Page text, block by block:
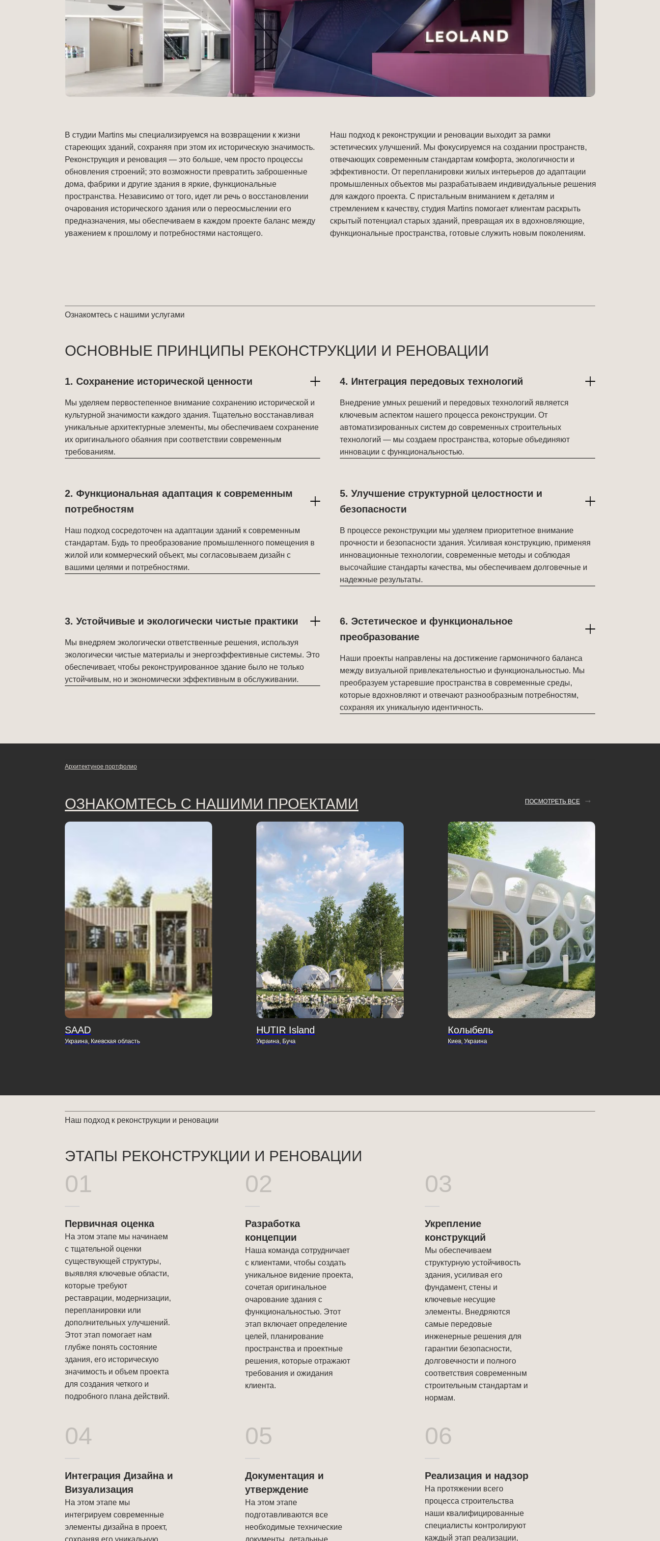
В студии Martins мы специализируемся на возвращении к жизни
стареющих зданий, сохраняя при этом их историческую значимость.
Реконструкция и реновация — это больше, чем просто процессы
обновления строений; это возможности превратить заброшенные
дома, фабрики и другие здания в яркие, функциональные
пространства. Независимо от того, идет ли речь о восстановлении
очарования исторического здания или о переосмыслении его
предназначения, мы обеспечиваем в каждом проекте баланс между
уважением к прошлому и потребностями настоящего.
Наш подход к реконструкции и реновации выходит за рамки
эстетических улучшений. Мы фокусируемся на создании пространств,
отвечающих современным стандартам комфорта, экологичности и
эффективности. От перепланировки жилых интерьеров до адаптации
промышленных объектов мы разрабатываем индивидуальные решения
для каждого проекта. С пристальным вниманием к деталям и
стремлением к качеству, студия Martins помогает клиентам раскрыть
скрытый потенциал старых зданий, превращая их в вдохновляющие,
функциональные пространства, готовые служить новым поколениям.
Ознакомтесь с нашими услугами
ОСНОВНЫЕ ПРИНЦИПЫ РЕКОНСТРУКЦИИ И РЕНОВАЦИИ
1. Сохранение исторической ценности
Мы уделяем первостепенное внимание сохранению исторической и
культурной значимости каждого здания. Тщательно восстанавливая
уникальные архитектурные элементы, мы обеспечиваем сохранение
их оригинального обаяния при соответствии современным
требованиям.
4. Интеграция передовых технологий
Внедрение умных решений и передовых технологий является
ключевым аспектом нашего процесса реконструкции. От
автоматизированных систем до современных строительных
технологий — мы создаем пространства, которые объединяют
инновации с функциональностью.
2. Функциональная адаптация к современным
потребностям
Наш подход сосредоточен на адаптации зданий к современным
стандартам. Будь то преобразование промышленного помещения в
жилой или коммерческий объект, мы согласовываем дизайн с
вашими целями и потребностями.
5. Улучшение структурной целостности и
безопасности
В процессе реконструкции мы уделяем приоритетное внимание
прочности и безопасности здания. Усиливая конструкцию, применяя
инновационные технологии, современные методы и соблюдая
высочайшие стандарты качества, мы обеспечиваем долговечные и
надежные результаты.
3. Устойчивые и экологически чистые практики
Мы внедряем экологически ответственные решения, используя
экологически чистые материалы и энергоэффективные системы. Это
обеспечивает, чтобы реконструированное здание было не только
устойчивым, но и экономически эффективным в обслуживании.
6. Эстетическое и функциональное
преобразование
Наши проекты направлены на достижение гармоничного баланса
между визуальной привлекательностью и функциональностью. Мы
преобразуем устаревшие пространства в современные среды,
которые вдохновляют и отвечают разнообразным потребностям,
сохраняя их уникальную идентичность.
Архитектуное портфолио
ОЗНАКОМТЕСЬ С НАШИМИ ПРОЕКТАМИ ПОСМОТРЕТЬ ВСЕ
SAAD
Украина, Киевская область
HUTIR Island
Украина, Буча
Колыбель
Киев, Украина
Наш подход к реконструкции и реновации
ЭТАПЫ РЕКОНСТРУКЦИИ И РЕНОВАЦИИ
01
Первичная оценка
На этом этапе мы начинаем
с тщательной оценки
существующей структуры,
выявляя ключевые области,
которые требуют
реставрации, модернизации,
перепланировки или
дополнительных улучшений.
Этот этап помогает нам
глубже понять состояние
здания, его историческую
значимость и объем проекта
для создания четкого и
подробного плана действий.
02
Разработка
концепции
Наша команда сотрудничает
с клиентами, чтобы создать
уникальное видение проекта,
сочетая оригинальное
очарование здания с
функциональностью. Этот
этап включает определение
целей, планирование
пространства и проектные
решения, которые отражают
требования и ожидания
клиента.
03
Укрепление
конструкций
Мы обеспечиваем
структурную устойчивость
здания, усиливая его
фундамент, стены и
ключевые несущие
элементы. Внедряются
самые передовые
инженерные решения для
гарантии безопасности,
долговечности и полного
соответствия современным
строительным стандартам и
нормам.
04
Интеграция Дизайна и
Визуализация
На этом этапе мы
интегрируем современные
элементы дизайна в проект,
сохраняя его уникальную
05
Документация и
утверждение
На этом этапе
подготавливаются все
необходимые технические
документы, детальные
06
Реализация и надзор
На протяжении всего
процесса строительства
наши квалифицированные
специалисты контролируют
каждый этап реализации,